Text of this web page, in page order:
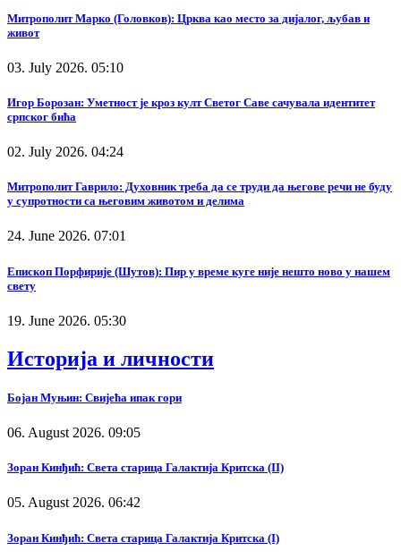
Митрополит Марко (Головков): Црква као место за дијалог, љубав и
живот
03. July 2026. 05:10
Игор Борозан: Уметност је кроз култ Светог Саве сачувала идентитет
српског бића
02. July 2026. 04:24
Митрополит Гаврило: Духовник треба да се труди да његове речи не буду
у супротности са његовим животом и делима
24. June 2026. 07:01
Епископ Порфирије (Шутов): Пир у време куге није нешто ново у нашем
свету
19. June 2026. 05:30
Историја и личности
Бојан Муњин: Свијећа ипак гори
06. August 2026. 09:05
Зоран Кинђић: Света старица Галактија Критска (II)
05. August 2026. 06:42
Зоран Кинђић: Света старица Галактија Критска (I)